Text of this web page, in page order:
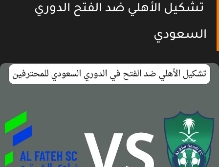
تشكيل الأهلي ضد الفتح الدوري
السعودي